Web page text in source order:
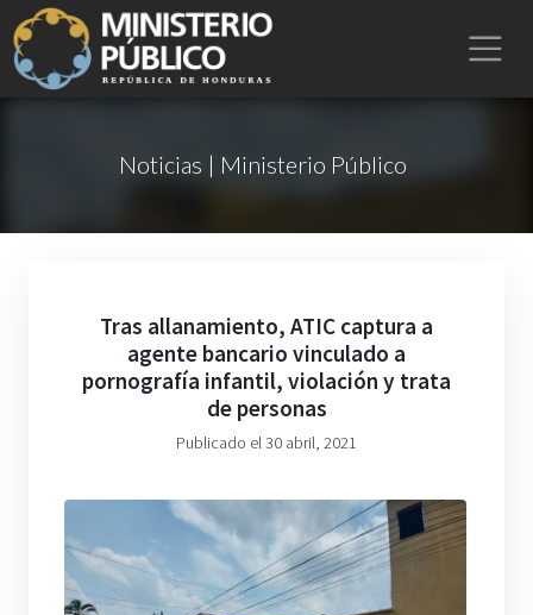
Noticias | Ministerio Público
Tras allanamiento, ATIC captura a
agente bancario vinculado a
pornografía infantil, violación y trata
de personas
Publicado el 30 abril, 2021